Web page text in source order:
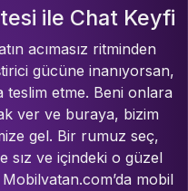
ile Chat Keyfi
acımasız ritminden
gücüne inanıyorsan,
teslim etme. Beni onlara
ver ve buraya, bizim
gel. Bir rumuz seç,
sız ve içindeki o güzel
Mobilvatan.com’da mobil